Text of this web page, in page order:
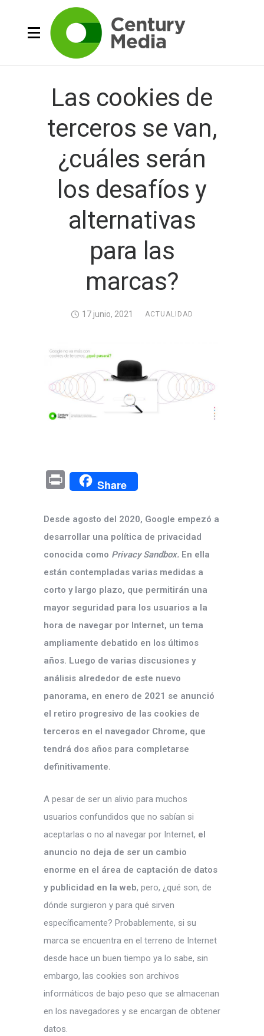
Las cookies de
terceros se van,
¿cuáles serán
los desafíos y
alternativas
para las
marcas?
17 junio, 2021 ACTUALIDAD
Pr
in
t
Share
Desde agosto del 2020, Google empezó a
desarrollar una política de privacidad
conocida como Privacy Sandbox. En ella
están contempladas varias medidas a
corto y largo plazo, que permitirán una
mayor seguridad para los usuarios a la
hora de navegar por Internet, un tema
ampliamente debatido en los últimos
años. Luego de varias discusiones y
análisis alrededor de este nuevo
panorama, en enero de 2021 se anunció
el retiro progresivo de las cookies de
terceros en el navegador Chrome, que
tendrá dos años para completarse
definitivamente.
A pesar de ser un alivio para muchos
usuarios confundidos que no sabían si
aceptarlas o no al navegar por Internet, el
anuncio no deja de ser un cambio
enorme en el área de captación de datos
y publicidad en la web, pero, ¿qué son, de
dónde surgieron y para qué sirven
específicamente? Probablemente, si su
marca se encuentra en el terreno de Internet
desde hace un buen tiempo ya lo sabe, sin
embargo, las cookies son archivos
informáticos de bajo peso que se almacenan
en los navegadores y se encargan de obtener
datos.